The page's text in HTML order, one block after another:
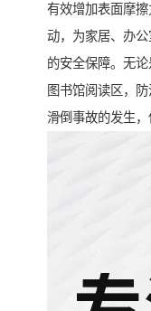
有效增加表面摩
动，为家居、办
的安全保障。无
图书馆阅读区，
滑倒事故的发生，